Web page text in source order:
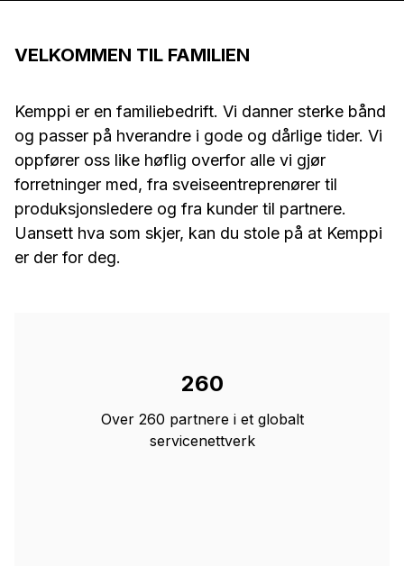
VELKOMMEN TIL FAMILIEN
Kemppi er en familiebedrift. Vi danner sterke bånd
og passer på hverandre i gode og dårlige tider. Vi
oppfører oss like høflig overfor alle vi gjør
forretninger med, fra sveiseentreprenører til
produksjonsledere og fra kunder til partnere.
Uansett hva som skjer, kan du stole på at Kemppi
er der for deg.
260
Over 260 partnere i et globalt
servicenettverk